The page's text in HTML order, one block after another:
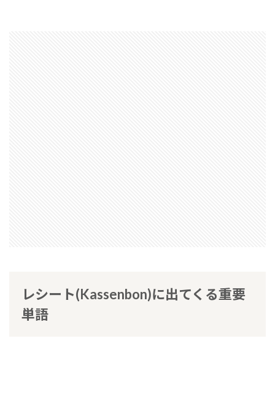
レシート(Kassenbon)に出てくる重要
単語